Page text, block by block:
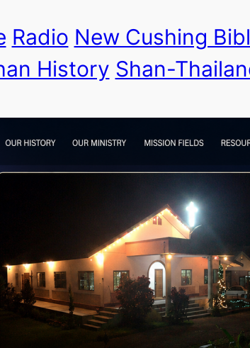
Radio New Cushing
History Shan-